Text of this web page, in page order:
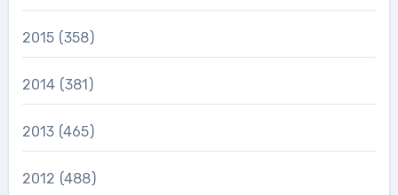
2015 (358)
2014 (381)
2013 (465)
2012 (488)